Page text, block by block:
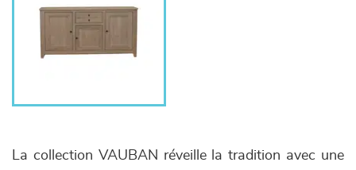
La collection VAUBAN réveille la tradition avec une